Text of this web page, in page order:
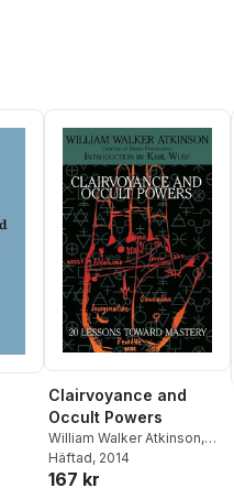
Clairvoyance and
Occult Powers
William Walker Atkinson,
Swami Panchadasi
Häftad, 2014
167 kr